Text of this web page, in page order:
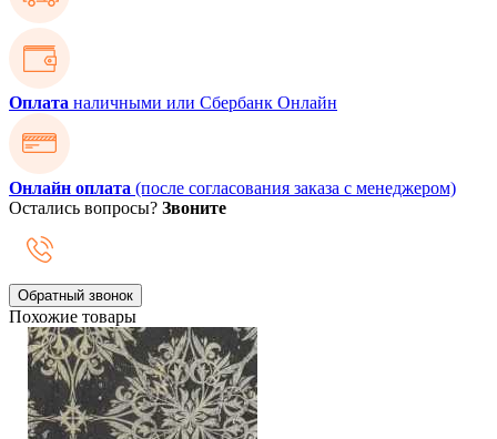
Оплата наличными или Сбербанк Онлайн
Онлайн оплата (после согласования заказа с менеджером)
Остались вопросы? Звоните
Обратный звонок
Похожие товары